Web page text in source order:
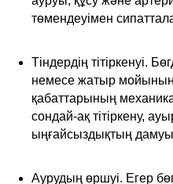
төмендеуімен
Тіндердің тітіркенуі.
немесе жатыр
қабаттарының
сондай-ақ тітіркену,
ыңғайсыздықтың
Аурудың өршуі. Егер